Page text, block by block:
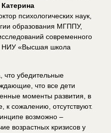
Катерина
психологических наук,
образования МГППУ,
современного
НИУ «Высшая школа
что убедительные
что все дети
моменты развития, в
к сожалению, отсутствуют.
возможно –
возрастных кризисов у